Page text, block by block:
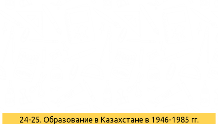
24-25. Образование в Казахстане в 1946-1985 гг.